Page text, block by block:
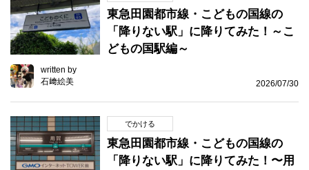
東急田園都市線・こどもの国線の
「降りない駅」に降りてみた！～こ
どもの国駅編～
written by
石﨑絵美
2026/07/30
でかける
東急田園都市線・こどもの国線の
「降りない駅」に降りてみた！〜用